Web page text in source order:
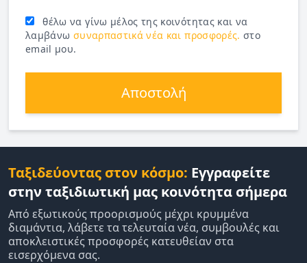
θέλω να γίνω μέλος της κοινότητας και να
λαμβάνω συναρπαστικά νέα και προσφορές. στο
email μου.
Αποστολή
Ταξιδεύοντας στον κόσμο: Εγγραφείτε
στην ταξιδιωτική μας κοινότητα σήμερα
Από εξωτικούς προορισμούς μέχρι κρυμμένα
διαμάντια, λάβετε τα τελευταία νέα, συμβουλές και
αποκλειστικές προσφορές κατευθείαν στα
εισερχόμενα σας.